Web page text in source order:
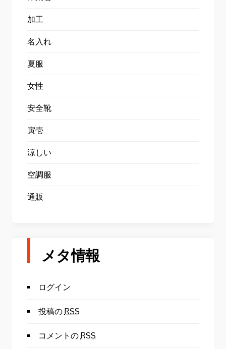
加工
名入れ
夏服
女性
安全靴
寅壱
涼しい
空調服
通販
メタ情報
ログイン
投稿の RSS
コメントの RSS